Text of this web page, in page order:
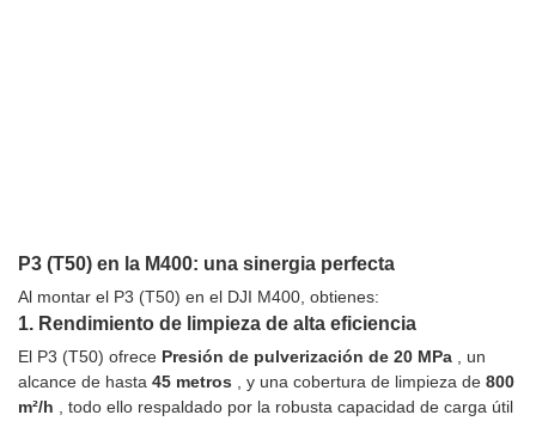
P3 (T50) en la M400: una sinergia perfecta
Al montar el P3 (T50) en el DJI M400, obtienes:
1. Rendimiento de limpieza de alta eficiencia
El P3 (T50) ofrece Presión de pulverización de 20 MPa , un
alcance de hasta 45 metros , y una cobertura de limpieza de 800
m²/h , todo ello respaldado por la robusta capacidad de carga útil